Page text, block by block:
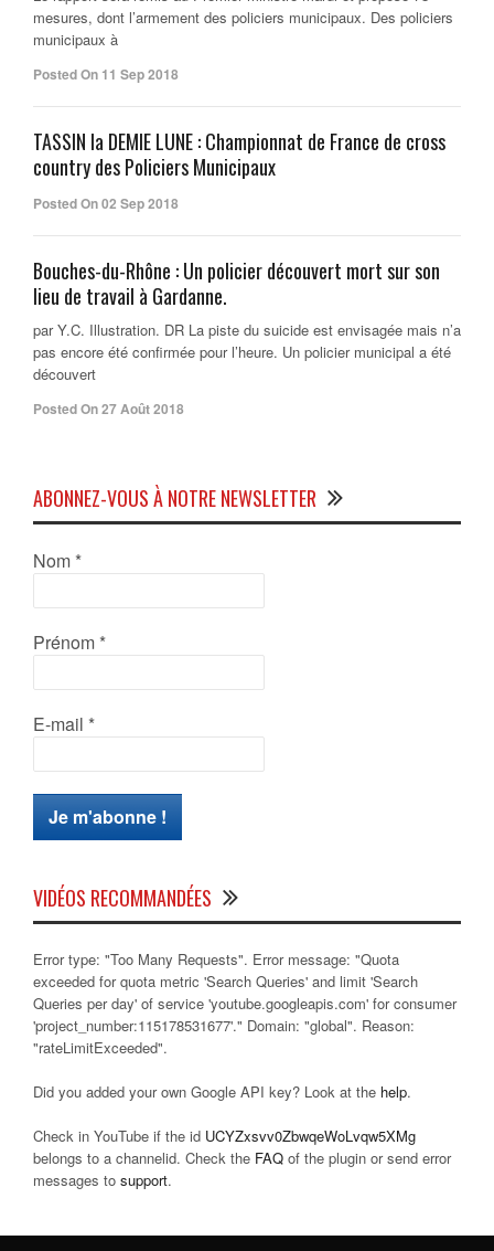
mesures, dont l’armement des policiers municipaux. Des policiers
municipaux à
Posted On 11 Sep 2018
TASSIN la DEMIE LUNE : Championnat de France de cross
country des Policiers Municipaux
Posted On 02 Sep 2018
Bouches-du-Rhône : Un policier découvert mort sur son
lieu de travail à Gardanne.
par Y.C. Illustration. DR La piste du suicide est envisagée mais n’a
pas encore été confirmée pour l’heure. Un policier municipal a été
découvert
Posted On 27 Août 2018
ABONNEZ-VOUS À NOTRE NEWSLETTER
Nom *
Prénom *
E-mail *
VIDÉOS RECOMMANDÉES
Error type: "Too Many Requests". Error message: "Quota
exceeded for quota metric 'Search Queries' and limit 'Search
Queries per day' of service 'youtube.googleapis.com' for consumer
'project_number:115178531677'." Domain: "global". Reason:
"rateLimitExceeded".
Did you added your own Google API key? Look at the help.
Check in YouTube if the id UCYZxsvv0ZbwqeWoLvqw5XMg
belongs to a channelid. Check the FAQ of the plugin or send error
messages to support.